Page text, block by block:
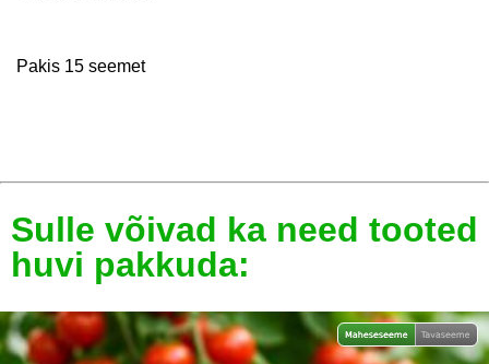
Pakis 15 seemet
Sulle võivad ka need tooted
huvi pakkuda: